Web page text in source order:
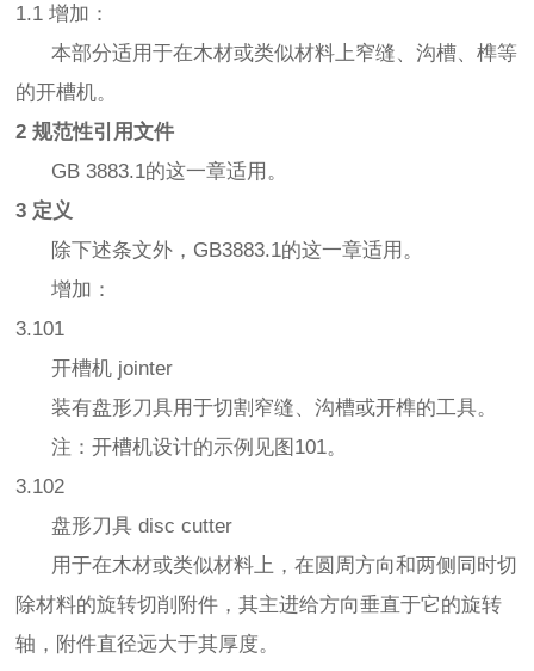
1.1 增加：
本部分适用于在木材或类似材料上窄缝、沟槽、榫等
的开槽机。
2 规范性引用文件
GB 3883.1的这一章适用。
3 定义
除下述条文外，GB3883.1的这一章适用。
增加：
3.101
开槽机 jointer
装有盘形刀具用于切割窄缝、沟槽或开榫的工具。
注：开槽机设计的示例见图101。
3.102
盘形刀具 disc cutter
用于在木材或类似材料上，在圆周方向和两侧同时切
除材料的旋转切削附件，其主进给方向垂直于它的旋转
轴，附件直径远大于其厚度。